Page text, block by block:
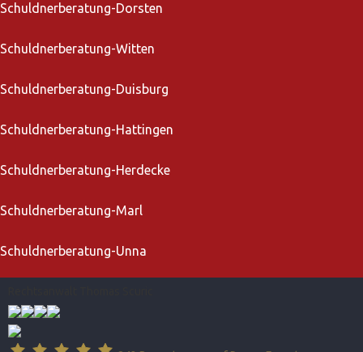
Schuldnerberatung-Dorsten
Schuldnerberatung-Witten
Schuldnerberatung-Duisburg
Schuldnerberatung-Hattingen
Schuldnerberatung-Herdecke
Schuldnerberatung-Marl
Schuldnerberatung-Unna